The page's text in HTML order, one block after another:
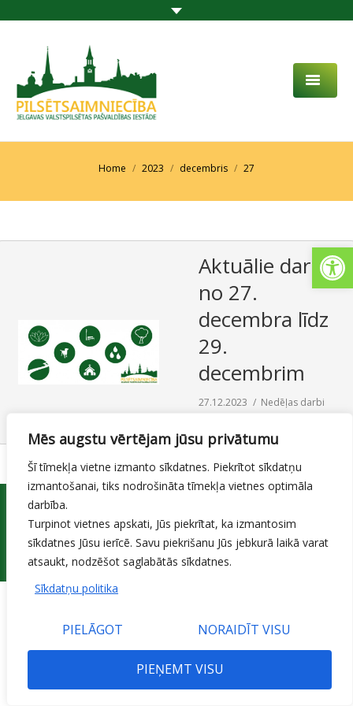
Mēs augstu vērtējam jūsu privātumu
Šī tīmekļa vietne izmanto sīkdatnes. Piekrītot sīkdatņu
izmantošanai, tiks nodrošināta tīmekļa vietnes optimāla
darbība.
Turpinot vietnes apskati, Jūs piekrītat, ka izmantosim
sīkdatnes Jūsu ierīcē. Savu piekrišanu Jūs jebkurā laikā varat
atsaukt, nodzēšot saglabātās sīkdatnes.
Sīkdatņu politika
PIELĀGOT NORAIDĪT VISU
PIEŅEMT VISU
PAR MUMS
PAKALPOJUMI
SABIEDRĪBAS LĪDZDALĪBA
KONTAKTI
SAZIŅA
Home 2023 decembris 27
Aktuālie darbi
no 27.
decembra līdz
29.
decembrim
27.12.2023
Nedēļas darbi
© 2015 Jelgavas valstspilsētas pašvaldības iestāde 'Pilsētsaimniecība'